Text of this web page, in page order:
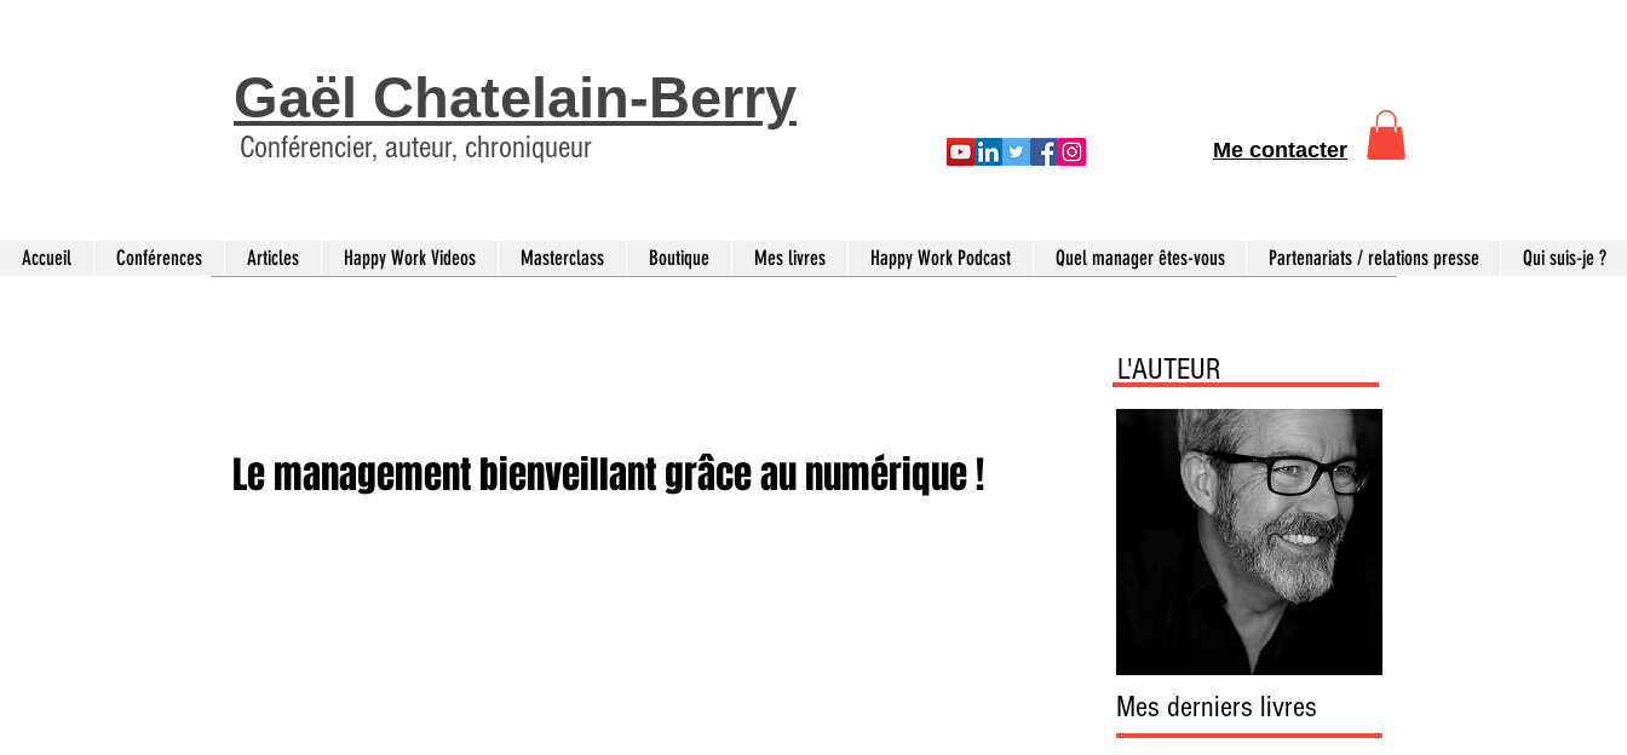
Gaël Chatelain-Berry
Conférencier, auteur, chroniqueur Me contacter
Accueil Conférences Articles Happy Work Videos Masterclass Boutique Mes livres Happy Work Podcast Quel manager êtes-vous Partenariats / relations presse Qui suis-je ?
Le management bienveillant grâce au numérique !
L'AUTEUR
Mes derniers livres